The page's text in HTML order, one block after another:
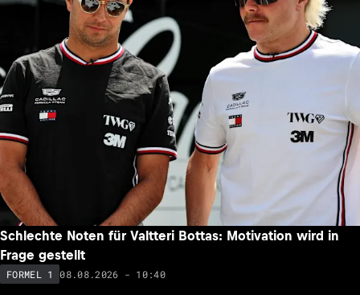
Schlechte Noten für Valtteri Bottas: Motivation wird in
Frage gestellt
FORMEL 1 08.08.2026 - 10:40